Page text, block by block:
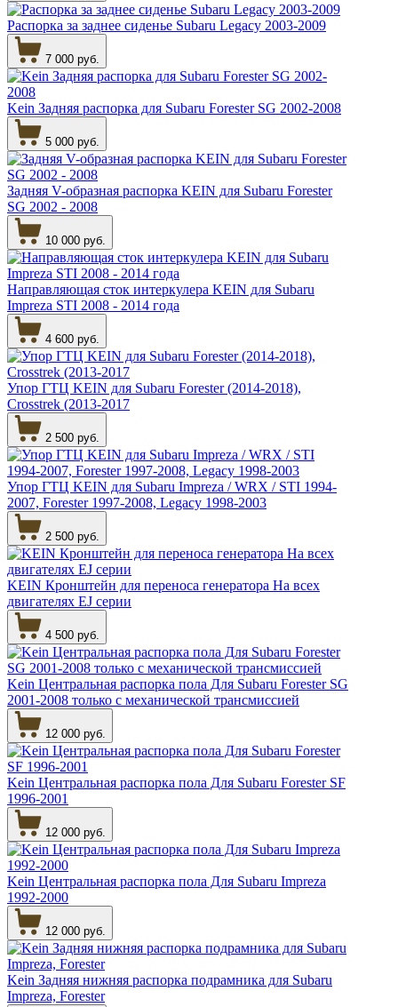
Распорка за заднее сиденье Subaru Legacy 2003-2009
7 000 руб.
Kein Задняя распорка для Subaru Forester SG 2002-2008
5 000 руб.
Задняя V-образная распорка KEIN для Subaru Forester
SG 2002 - 2008
10 000 руб.
Направляющая сток интеркулера KEIN для Subaru
Impreza STI 2008 - 2014 года
4 600 руб.
Упор ГТЦ KEIN для Subaru Forester (2014-2018),
Crosstrek (2013-2017
2 500 руб.
Упор ГТЦ KEIN для Subaru Impreza / WRX / STI 1994-
2007, Forester 1997-2008, Legacy 1998-2003
2 500 руб.
KEIN Кронштейн для переноса генератора На всех
двигателях EJ серии
4 500 руб.
Kein Центральная распорка пола Для Subaru Forester SG
2001-2008 только с механической трансмиссией
12 000 руб.
Kein Центральная распорка пола Для Subaru Forester SF
1996-2001
12 000 руб.
Kein Центральная распорка пола Для Subaru Impreza
1992-2000
12 000 руб.
Kein Задняя нижняя распорка подрамника для Subaru
Impreza, Forester